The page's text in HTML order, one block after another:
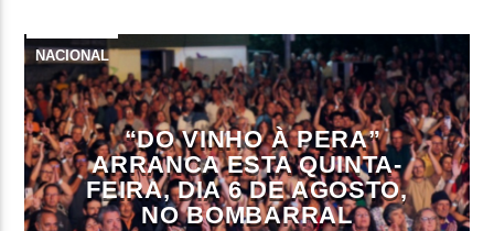
NACIONAL
“DO VINHO À PERA”
ARRANCA ESTA QUINTA-
FEIRA, DIA 6 DE AGOSTO,
NO BOMBARRAL